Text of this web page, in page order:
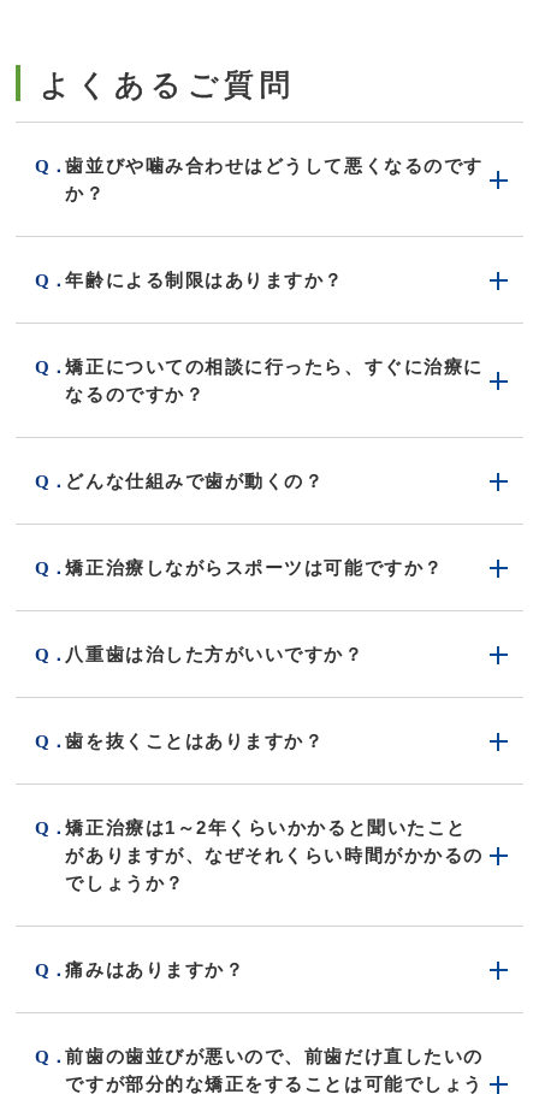
よくあるご質問
歯並びや噛み合わせはどうして悪くなるのです
か？
年齢による制限はありますか？
矯正についての相談に行ったら、すぐに治療に
なるのですか？
どんな仕組みで歯が動くの？
矯正治療しながらスポーツは可能ですか？
八重歯は治した方がいいですか？
歯を抜くことはありますか？
矯正治療は1～2年くらいかかると聞いたこと
がありますが、なぜそれくらい時間がかかるの
でしょうか？
痛みはありますか？
前歯の歯並びが悪いので、前歯だけ直したいの
ですが部分的な矯正をすることは可能でしょう